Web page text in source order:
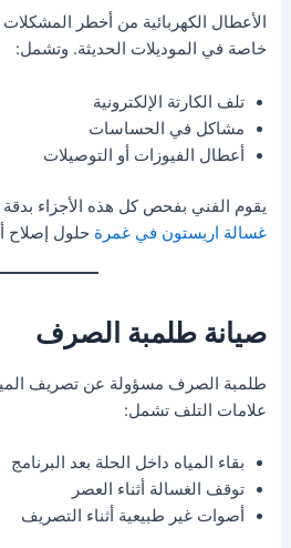
الأعطال الكهربائية من أخطر المشكلات
خاصة في الموديلات الحديثة. وتشمل:
تلف الكارتة الإلكترونية
مشاكل في الحساسات
أعطال الفيوزات أو التوصيلات
يقوم الفني بفحص كل هذه الأجزاء بدقة
غسالة اريستون في غمرة حلول إصلاح
صيانة طلمبة الصرف
طلمبة الصرف مسؤولة عن تصريف
علامات التلف تشمل:
بقاء المياه داخل الحلة بعد البرنامج
توقف الغسالة أثناء العصر
أصوات غير طبيعية أثناء التصريف